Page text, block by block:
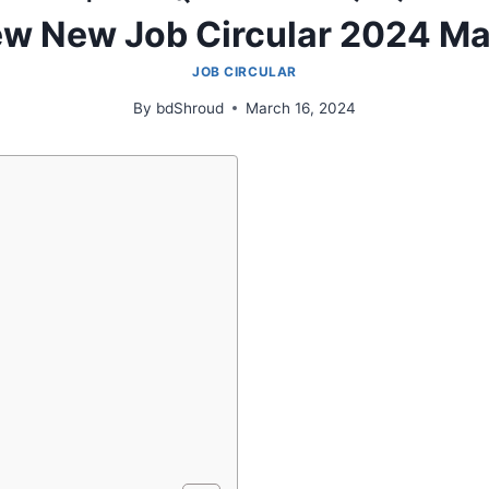
New Job Circular 2024
JOB CIRCULAR
By bdShroud March 16, 2024